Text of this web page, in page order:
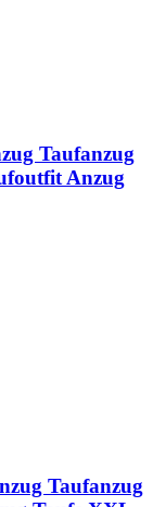
Taufanzug
Anzug
Taufanzug